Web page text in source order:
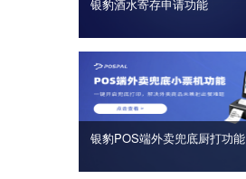
银豹酒水寄存申请功能
银豹POS端外卖兜底厨打功能